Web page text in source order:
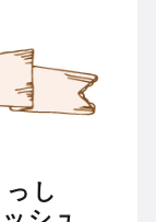
し